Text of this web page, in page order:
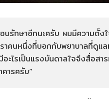
รักษาอีกนะครับ ผมมีความตั้ง
นหนึ่งที่บอกกับพยาบาลที่ดูแล
ไรเป็นแรงบันดาลใจจึงสื่อสา
ารครับ”